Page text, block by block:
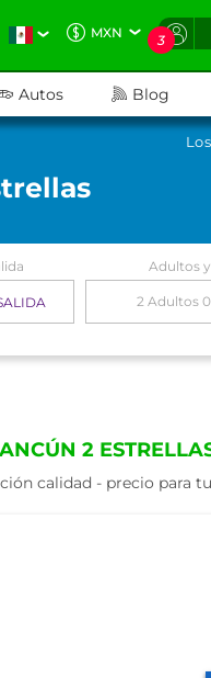
MXN 3
Autos Blog
Adultos
2 Adultos
2
calidad - precio para